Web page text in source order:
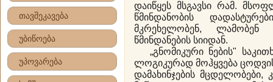
თავშეკავება
უბიწოება
უპოვარება
დაიწყეს მსგავსი რამ.
წმინდანობის
მკრეხელობენ,
წმინდანების სიიდან.
„გნომიკური ნების"
ლოგიკურად მოჰყვება
დამახინჯების